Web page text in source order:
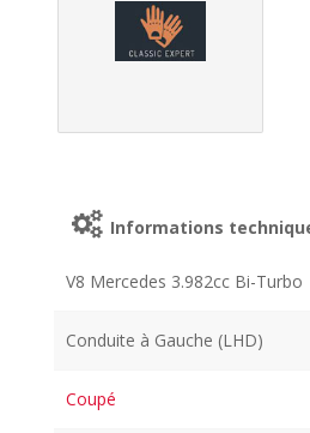
Informations
V8 Mercedes 3.982cc Bi-Turbo
Conduite à Gauche (LHD)
Coupé